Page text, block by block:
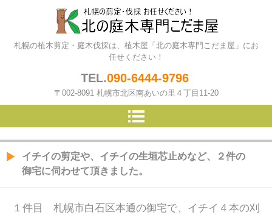
北の庭木専門こだま屋（札幌の
札幌の植木剪定・庭木伐採は、植木屋「北の庭木専門こだま屋」にお
任せください！
TEL.090-6444-9796
〒002-8091 札幌市北区南あいの里４丁目11-20
イチイの剪定や、イチイの生垣芯止めなど、２件の
御宅に伺わせて頂きました。
１件目 札幌市白石区本通の御宅で、イチイ４本の刈